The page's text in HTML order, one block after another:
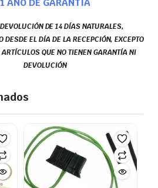
1 AÑO DE GARANTÍA
DE 14 DÍAS NATURALES,
DESDE EL DÍA DE LA RECEPCIÓN, EXCEPTO
QUE NO TIENEN GARANTÍA NI
DEVOLUCIÓN